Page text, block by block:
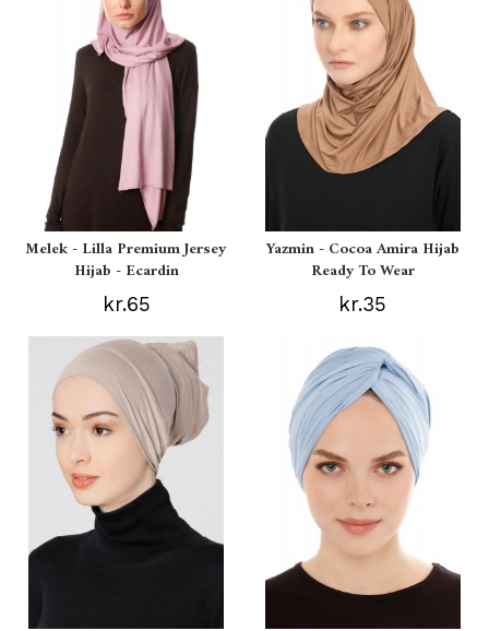
Melek - Lilla Premium Jersey
Hijab - Ecardin
kr.65
Yazmin - Cocoa Amira Hijab
Ready To Wear
kr.35